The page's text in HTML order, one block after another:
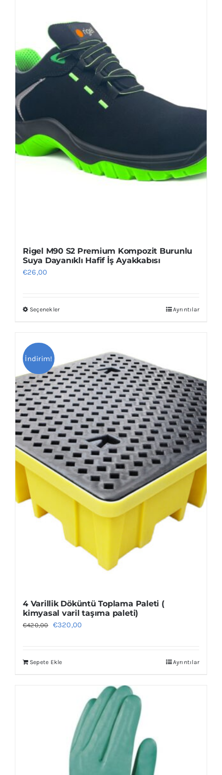
Rigel M90 S2 Premium Kompozit Burunlu
Suya Dayanıklı Hafif İş Ayakkabısı
€26,00
SeçeneklerBu
varyasyonu
var.
Seçenekler
ürün
sayfasından
seçilebilir
Ayrıntılar
İndirim!
4 Varillik Döküntü Toplama Paleti (
kimyasal varil taşıma paleti)
€420,00
Orijinal
€320,00
Sepete Ekle Ayrıntılar